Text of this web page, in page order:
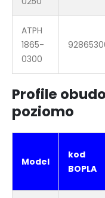
ATPH
1865-
0300
Profile
poziomo
Model
kod
BOPLA